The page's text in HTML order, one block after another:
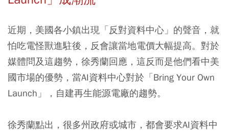
近期，美國各小鎮出現「反對資料中心」的聲音，就
怕吃電怪獸進駐後，反會讓當地電價大幅提高。對於
媒體問及這趨勢，徐秀蘭回應，這反而是他們看中美
國市場的優勢，當AI資料中心對於「Bring Your Own
Launch」，自建再生能源電廠的趨勢。
徐秀蘭點出，很多州政府或城市，都會要求AI資料中